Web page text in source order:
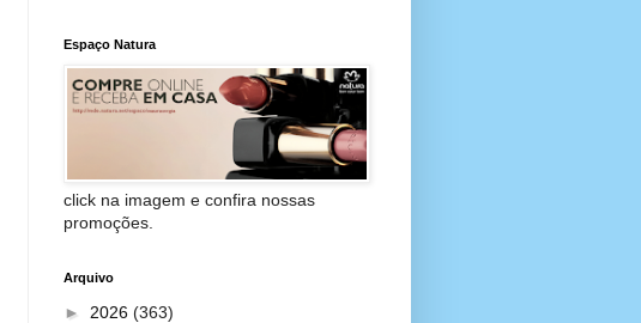
Espaço Natura
click na imagem e confira nossas
promoções.
Arquivo
► 2026 (363)